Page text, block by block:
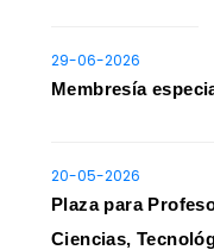
29-06-2026
Membresía
20-05-2026
Plaza para
Ciencias,